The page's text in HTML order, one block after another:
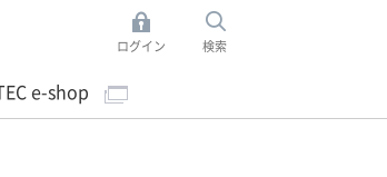
ログイン 検索
e-shop